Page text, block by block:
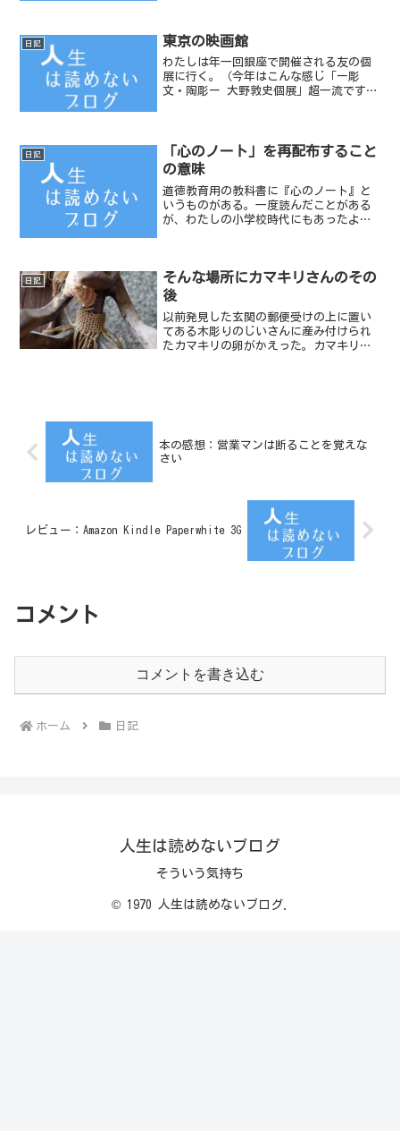
日記 東京の映画館
わたしは年一回銀座で開催される友の個
展に行く。（今年はこんな感じ「ー彫
文・陶彫ー 大野敦史個展」超一流です）
日記
「心のノート」を再配布すること
の意味
道徳教育用の教科書に『心のノート』と
いうものがある。一度読んだことがある
が、わたしの小学校時代にもあったよう
がいたら声を掛けてあげよ...
日記
そんな場所にカマキリさんのその
後
以前発見した玄関の郵便受けの上に置い
てある木彫りのじいさんに産み付けられ
たカマキリの卵がかえった。カマキリが
本の感想：営業マンは断ることを覚えな
さい
レビュー：Amazon Kindle Paperwhite 3G
コメント
コメントを書き込む
ホーム 日記
人生は読めないブログ
そういう気持ち
© 1970 人生は読めないブログ.